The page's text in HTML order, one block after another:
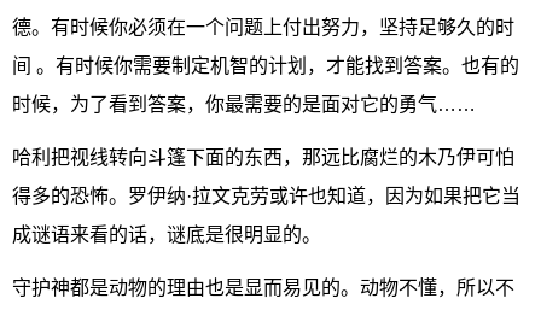
德。有时候你必须在一个问题上付出努力，坚持足够久的时
间 。有时候你需要制定机智的计划，才能找到答案。也有的
时候，为了看到答案，你最需要的是面对它的勇气……
哈利把视线转向斗篷下面的东西，那远比腐烂的木乃伊可怕
得多的恐怖。罗伊纳·拉文克劳或许也知道，因为如果把它当
成谜语来看的话，谜底是很明显的。
守护神都是动物的理由也是显而易见的。动物不懂，所以不